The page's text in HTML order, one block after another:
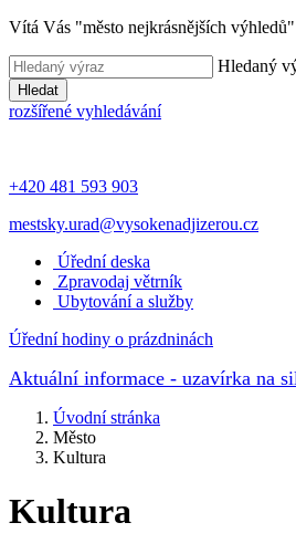
Vítá Vás "město nejkrásnějších výhledů"
Hledaný
Hledat
rozšířené vyhledávání
+420 481 593 903
mestsky.urad@vysokenadjizerou.cz
Úřední deska
Zpravodaj větrník
Ubytování a služby
Úřední hodiny o prázdninách
Aktuální informace - uzavírka na
Úvodní stránka
Město
Kultura
Kultura